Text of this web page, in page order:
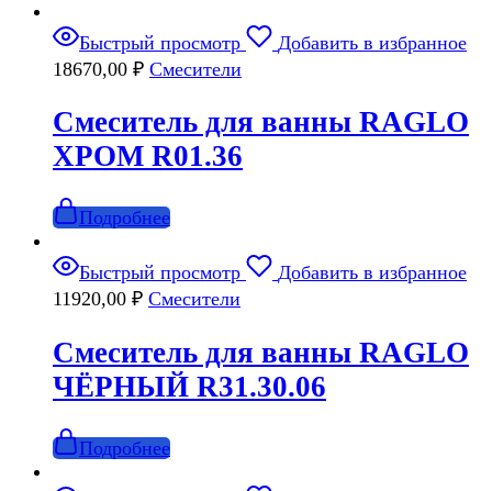
Быстрый просмотр
Добавить в избранное
18670,00 ₽ Смесители
Смеситель для ванны RAGLO
ХРОМ R01.36
Подробнее
Быстрый просмотр
Добавить в избранное
11920,00 ₽ Смесители
Смеситель для ванны RAGLO
ЧЁРНЫЙ R31.30.06
Подробнее